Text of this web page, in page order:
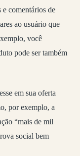
comentários de
ao usuário que
você
pode ser também
em sua oferta
por exemplo, a
“mais de mil
social bem